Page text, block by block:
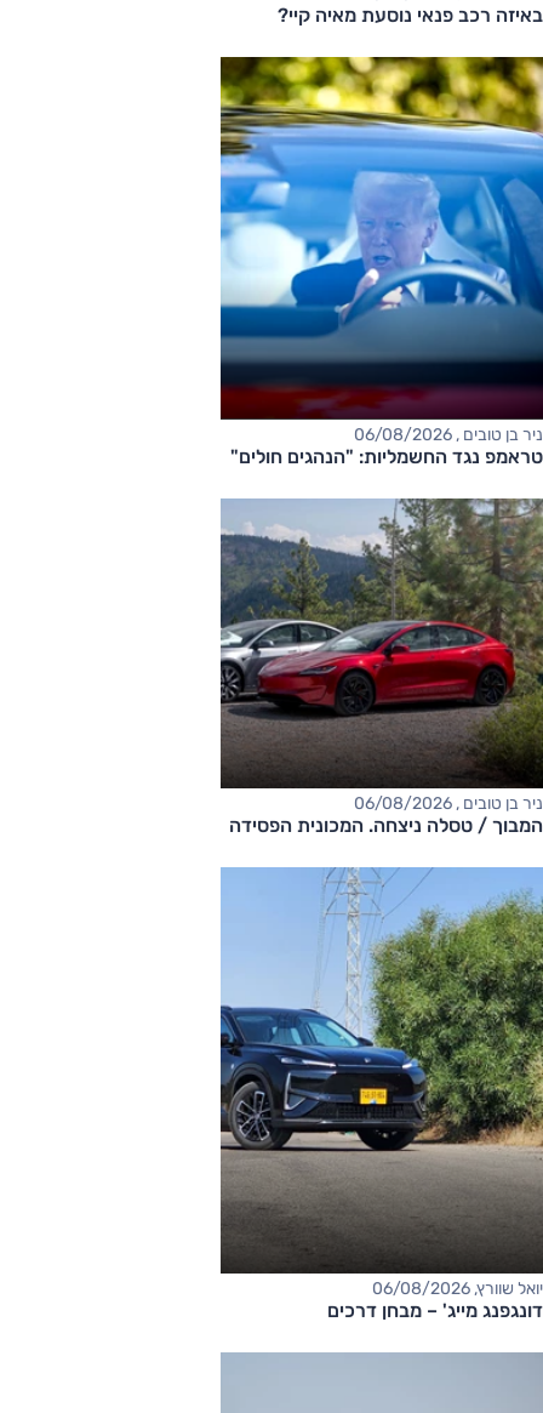
באיזה רכב פנאי נוסעת מאיה קיי?
ניר בן טובים , 06/08/2026
טראמפ נגד החשמליות: "הנהגים חולים"
ניר בן טובים , 06/08/2026
המבוך / טסלה ניצחה. המכונית הפסידה
יואל שוורץ, 06/08/2026
דונגפנג מייג' – מבחן דרכים